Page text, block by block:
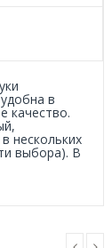
в
качество.
нескольких
выбора). В